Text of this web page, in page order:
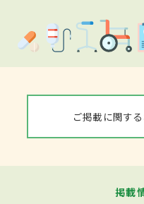
ご掲載に関す
掲載